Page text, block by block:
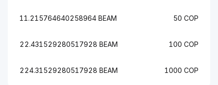
11.215764640258964 BEAM 50 COP
22.431529280517928 BEAM 100 COP
224.31529280517928 BEAM 1000 COP